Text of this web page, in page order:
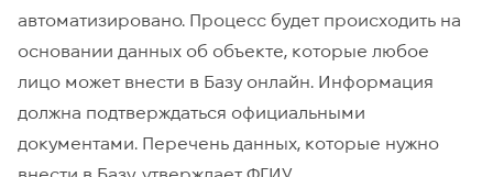
автоматизировано. Процесс будет происходить на
основании данных об объекте, которые любое
лицо может внести в Базу онлайн. Информация
должна подтверждаться официальными
документами. Перечень данных, которые нужно